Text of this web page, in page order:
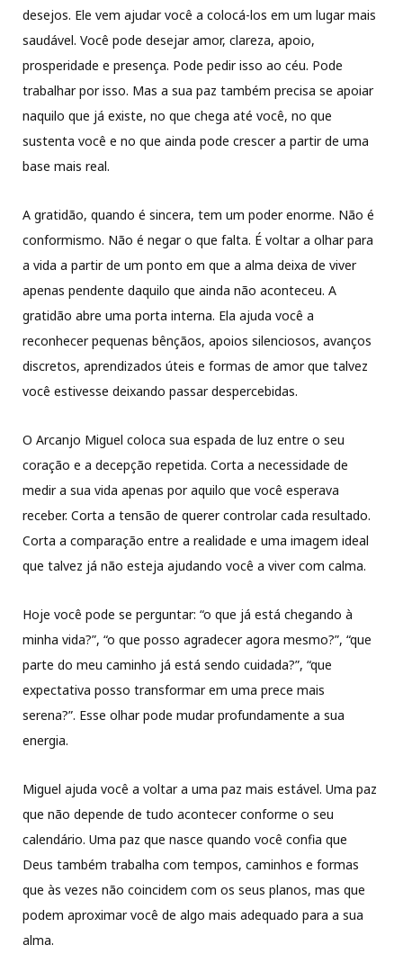
desejos. Ele vem ajudar você a colocá-los em um lugar mais
saudável. Você pode desejar amor, clareza, apoio,
prosperidade e presença. Pode pedir isso ao céu. Pode
trabalhar por isso. Mas a sua paz também precisa se apoiar
naquilo que já existe, no que chega até você, no que
sustenta você e no que ainda pode crescer a partir de uma
base mais real.
A gratidão, quando é sincera, tem um poder enorme. Não é
conformismo. Não é negar o que falta. É voltar a olhar para
a vida a partir de um ponto em que a alma deixa de viver
apenas pendente daquilo que ainda não aconteceu. A
gratidão abre uma porta interna. Ela ajuda você a
reconhecer pequenas bênçãos, apoios silenciosos, avanços
discretos, aprendizados úteis e formas de amor que talvez
você estivesse deixando passar despercebidas.
O Arcanjo Miguel coloca sua espada de luz entre o seu
coração e a decepção repetida. Corta a necessidade de
medir a sua vida apenas por aquilo que você esperava
receber. Corta a tensão de querer controlar cada resultado.
Corta a comparação entre a realidade e uma imagem ideal
que talvez já não esteja ajudando você a viver com calma.
Hoje você pode se perguntar: “o que já está chegando à
minha vida?”, “o que posso agradecer agora mesmo?”, “que
parte do meu caminho já está sendo cuidada?”, “que
expectativa posso transformar em uma prece mais
serena?”. Esse olhar pode mudar profundamente a sua
energia.
Miguel ajuda você a voltar a uma paz mais estável. Uma paz
que não depende de tudo acontecer conforme o seu
calendário. Uma paz que nasce quando você confia que
Deus também trabalha com tempos, caminhos e formas
que às vezes não coincidem com os seus planos, mas que
podem aproximar você de algo mais adequado para a sua
alma.